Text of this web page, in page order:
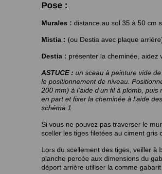
Pose :
Murales : distance au sol 35 à 50 cm
Mistia : (ou Destia avec plaque
Destia : présenter la cheminée, aidez
ASTUCE : un sceau à peinture vide
le positionnement de niveau.
200 mm) à l’aide d’un fil à plomb,
en part et fixer la cheminée à l’aide
schéma 1
Si vous ne pouvez pas traverser le
sceller les tiges filetées au ciment gris
Lors du scellement des tiges, veiller à
planche percée aux dimensions du
déport arrière utiliser la comme gabarit